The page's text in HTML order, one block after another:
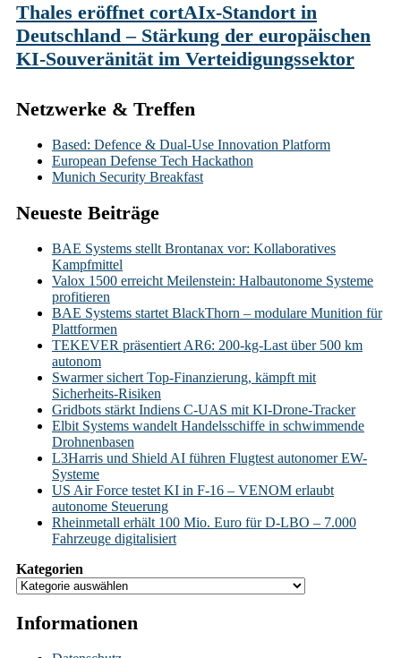
Thales eröffnet cortAIx-Standort in
Deutschland – Stärkung der europäischen
KI‑Souveränität im Verteidigungssektor
Netzwerke & Treffen
Based: Defence & Dual-Use Innovation Platform
European Defense Tech Hackathon
Munich Security Breakfast
Neueste Beiträge
BAE Systems stellt Brontanax vor: Kollaboratives
Kampfmittel
Valox 1500 erreicht Meilenstein: Halbautonome Systeme
profitieren
BAE Systems startet BlackThorn – modulare Munition für
Plattformen
TEKEVER präsentiert AR6: 200-kg-Last über 500 km
autonom
Swarmer sichert Top-Finanzierung, kämpft mit
Sicherheits-Risiken
Gridbots stärkt Indiens C-UAS mit KI-Drone-Tracker
Elbit Systems wandelt Handelsschiffe in schwimmende
Drohnenbasen
L3Harris und Shield AI führen Flugtest autonomer EW-
Systeme
US Air Force testet KI in F-16 – VENOM erlaubt
autonome Steuerung
Rheinmetall erhält 100 Mio. Euro für D-LBO – 7.000
Fahrzeuge digitalisiert
Kategorien
Informationen